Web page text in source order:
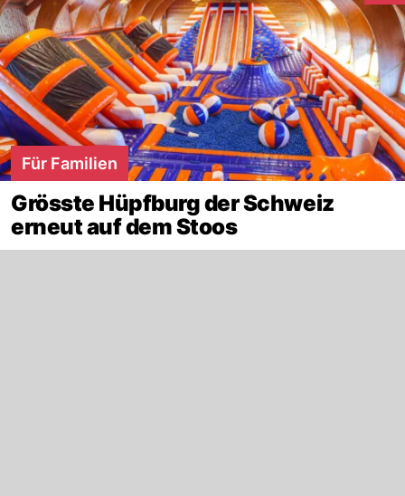
Für Familien
Grösste Hüpfburg der Schweiz
erneut auf dem Stoos